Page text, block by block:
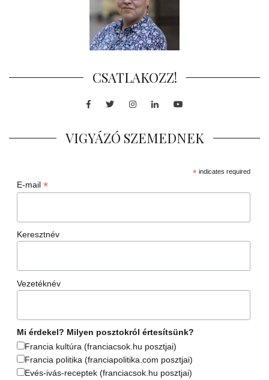
CSATLAKOZZ!
Facebook
TwitterInstagram
LinkedInYoutube
VIGYÁZÓ SZEMEDNEK
*indicates required
E-mail *
Keresztnév
Vezetéknév
Mi érdekel? Milyen posztokról értesítsünk?
Francia kultúra (franciacsok.hu posztjai)
Francia politika (franciapolitika.com posztjai)
Evés-ivás-receptek (franciacsok.hu posztjai)